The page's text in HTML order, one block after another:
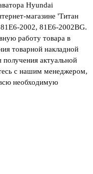
Hyundai
магазине 'Титан
2002, 81E6-2002BG.
работу товара в
товарной накладной
актуальной
с нашим менеджером,
необходимую